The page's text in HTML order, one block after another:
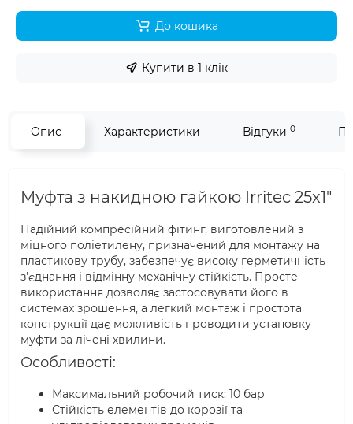
До кошика
Купити в 1 клік
Опис Характеристики Відгуки 0
Муфта з накидною гайкою Irritec 25x1"
Надійний компресійний фітинг, виготовлений з
міцного поліетилену, призначений для монтажу на
пластикову трубу, забезпечує високу герметичність
з'єднання і відмінну механічну стійкість. Просте
використання дозволяє застосовувати його в
системах зрошення, а легкий монтаж і простота
конструкції дає можливість проводити установку
муфти за лічені хвилини.
Особливості:
Максимальний робочий тиск: 10 бар
Стійкість елементів до корозії та